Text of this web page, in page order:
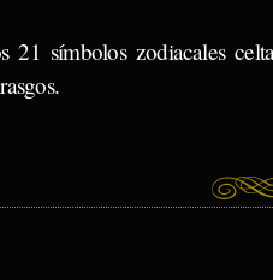
21 símbolos zodiacales